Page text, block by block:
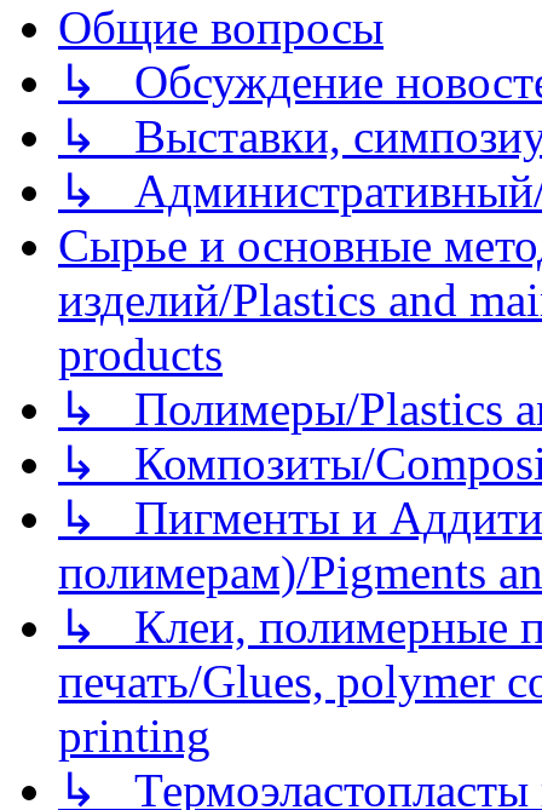
Общие вопросы
↳ Обсуждение
↳ Выставки,
↳
Сырье и основные
изделий/Plastics and
products
↳ Полимеры/Plastics
↳ Композиты/
↳ Пигменты и
полимерам)/Pigments
↳ Клеи, полимерные
печать/Glues, polymer
printing
↳